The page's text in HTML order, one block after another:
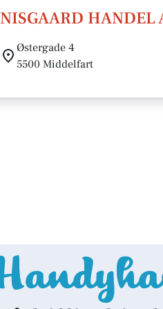
NISGAARD HANDEL
Østergade 4
5500 Middelfart